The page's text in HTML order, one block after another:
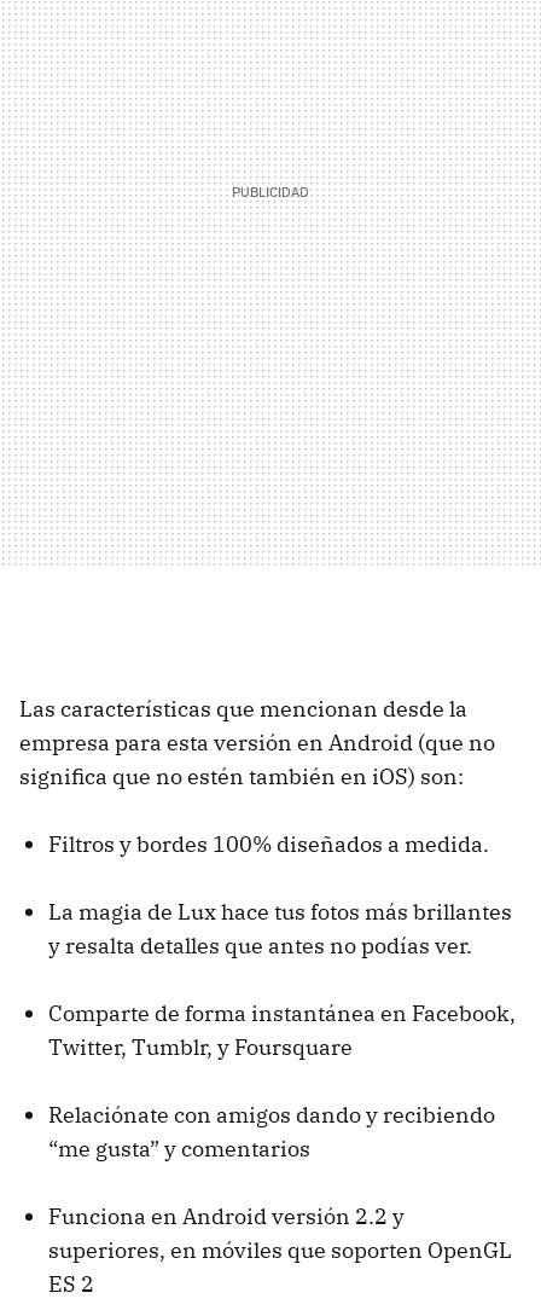
Las características que mencionan desde la
empresa para esta versión en Android (que no
significa que no estén también en iOS) son:
Filtros y bordes 100% diseñados a medida.
La magia de Lux hace tus fotos más brillantes
y resalta detalles que antes no podías ver.
Comparte de forma instantánea en Facebook,
Twitter, Tumblr, y Foursquare
Relaciónate con amigos dando y recibiendo
“me gusta” y comentarios
Funciona en Android versión 2.2 y
superiores, en móviles que soporten OpenGL
ES 2